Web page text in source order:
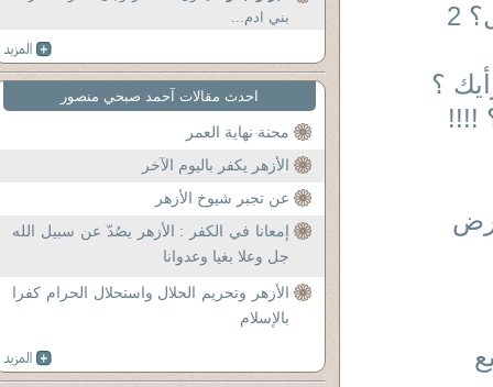
2
؟
!!!!
بني ادم...
احدث مقالات آحمد صبحي منصور
محنة نهاية العمر
الأزهر يكفر باليوم الآخر
عن تجبر شيوخ الأزهر
إمعانا في الكفر : الأزهر يصُدّ عن سبيل الله
جل وعلا بغيا وعدوانا
الأزهر وتحريم الحلال واستحلال الحرام كفرا
بالإسلام